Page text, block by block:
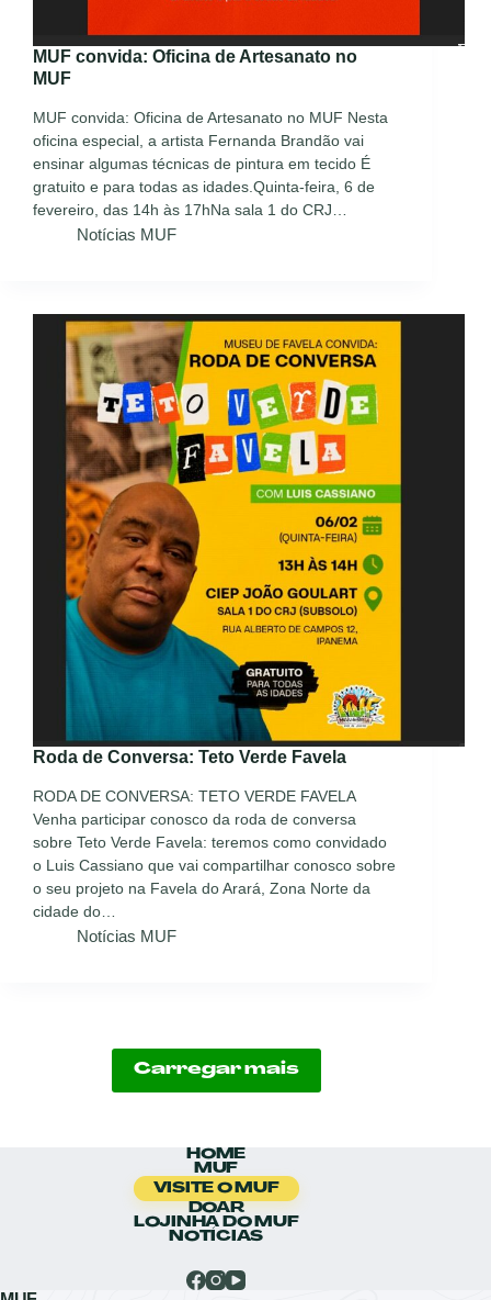
MUF convida: Oficina de Artesanato no
MUF
MUF convida: Oficina de Artesanato no MUF Nesta
oficina especial, a artista Fernanda Brandão vai
ensinar algumas técnicas de pintura em tecido É
gratuito e para todas as idades.Quinta-feira, 6 de
fevereiro, das 14h às 17hNa sala 1 do CRJ…
Notícias MUF
Roda de Conversa: Teto Verde Favela
RODA DE CONVERSA: TETO VERDE FAVELA
Venha participar conosco da roda de conversa
sobre Teto Verde Favela: teremos como convidado
o Luis Cassiano que vai compartilhar conosco sobre
o seu projeto na Favela do Arará, Zona Norte da
cidade do…
Notícias MUF
Carregar mais
HOME
MUF
VISITE O MUF
DOAR
LOJINHA DO MUF
NOTÍCIAS